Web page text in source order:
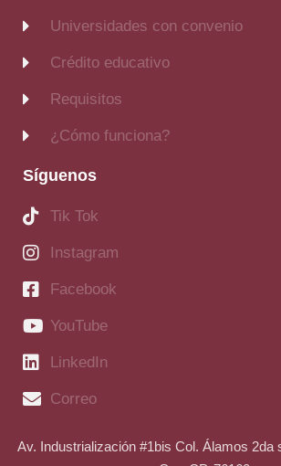
Universidades con convenio
Crédito educativo
Requisitos
¿Cómo funciona?
Síguenos
Tik Tok
Instagram
Facebook
YouTube
LinkedIn
Correo
Av. Industrialización #1bis Col. Álamos 2da